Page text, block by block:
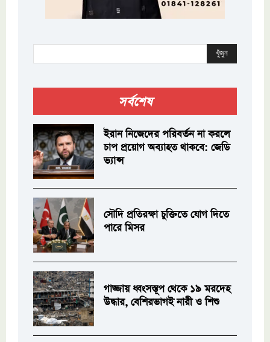
খুঁজুন
সর্বশেষ
ইরান নিজেদের পরিবর্তন না করলে
চাপ প্রয়োগ অব্যাহত থাকবে: জেডি
ভ্যান্স
সৌদি প্রতিরক্ষা চুক্তিতে যোগ দিতে
পারে মিসর
গাজ্জায় ধ্বংসস্তূপ থেকে ১৯ মরদেহ
উদ্ধার, বেশিরভাগই নারী ও শিশু